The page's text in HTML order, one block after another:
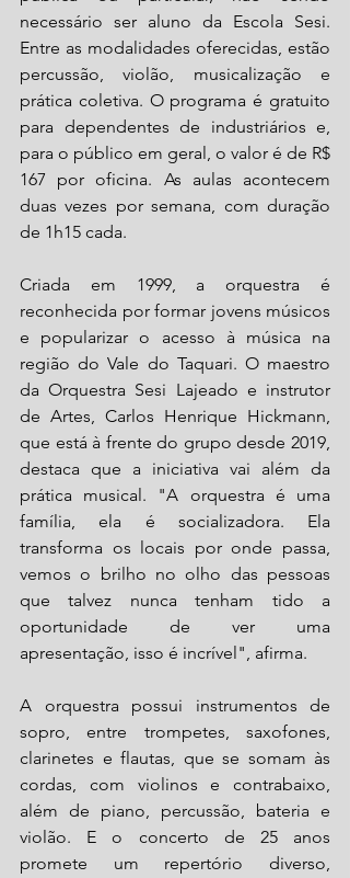
necessário ser aluno da Escola Sesi.
Entre as modalidades oferecidas, estão
percussão, violão, musicalização e
prática coletiva. O programa é gratuito
para dependentes de industriários e,
para o público em geral, o valor é de R$
167 por oficina. As aulas acontecem
duas vezes por semana, com duração
de 1h15 cada.
Criada em 1999, a orquestra é
reconhecida por formar jovens músicos
e popularizar o acesso à música na
região do Vale do Taquari. O maestro
da Orquestra Sesi Lajeado e instrutor
de Artes, Carlos Henrique Hickmann,
que está à frente do grupo desde 2019,
destaca que a iniciativa vai além da
prática musical. "A orquestra é uma
família, ela é socializadora. Ela
transforma os locais por onde passa,
vemos o brilho no olho das pessoas
que talvez nunca tenham tido a
oportunidade de ver uma
apresentação, isso é incrível", afirma.
A orquestra possui instrumentos de
sopro, entre trompetes, saxofones,
clarinetes e flautas, que se somam às
cordas, com violinos e contrabaixo,
além de piano, percussão, bateria e
violão. E o concerto de 25 anos
promete um repertório diverso,